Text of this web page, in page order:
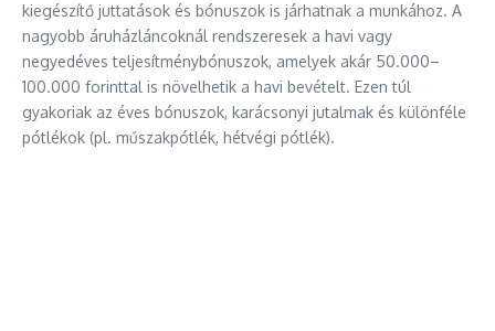
kiegészítő juttatások és bónuszok is járhatnak a munkához. A
nagyobb áruházláncoknál rendszeresek a havi vagy
negyedéves teljesítménybónuszok, amelyek akár 50.000–
100.000 forinttal is növelhetik a havi bevételt. Ezen túl
gyakoriak az éves bónuszok, karácsonyi jutalmak és különféle
pótlékok (pl. műszakpótlék, hétvégi pótlék).